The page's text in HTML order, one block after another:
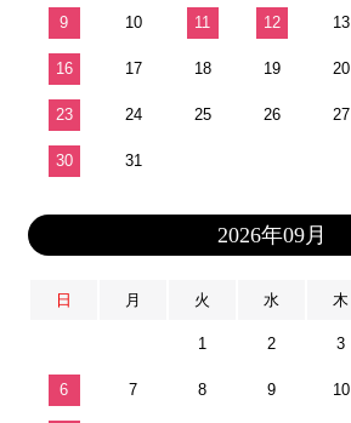
9 10 11 12 13
16 17 18 19 20
23 24 25 26 27
30 31
2026年09月
日 月 火 水 木
1 2 3
6 7 8 9 10